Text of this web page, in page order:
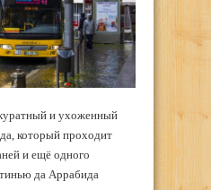
и ухоженный
который проходит
и ещё одного
да Аррабида